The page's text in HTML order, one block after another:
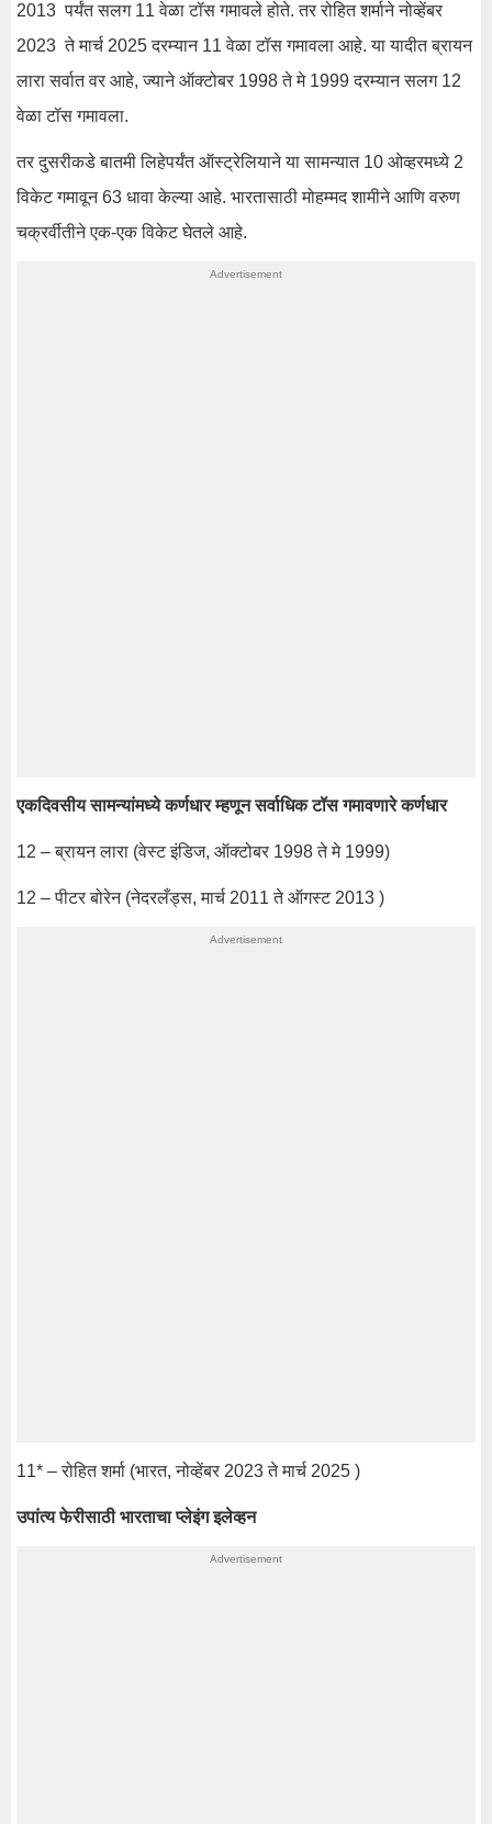
2013 पर्यंत सलग 11 वेळा टॉस गमावले होते. तर रोहित शर्माने नोव्हेंबर
2023 ते मार्च 2025 दरम्यान 11 वेळा टॉस गमावला आहे. या यादीत ब्रायन
लारा सर्वात वर आहे, ज्याने ऑक्टोबर 1998 ते मे 1999 दरम्यान सलग 12
वेळा टॉस गमावला.
तर दुसरीकडे बातमी लिहेपर्यंत ऑस्ट्रेलियाने या सामन्यात 10 ओव्हरमध्ये 2
विकेट गमावून 63 धावा केल्या आहे. भारतासाठी मोहम्मद शामीने आणि वरुण
चक्रर्वीतीने एक-एक विकेट घेतले आहे.
एकदिवसीय सामन्यांमध्ये कर्णधार म्हणून सर्वाधिक टॉस गमावणारे कर्णधार
12 – ब्रायन लारा (वेस्ट इंडिज, ऑक्टोबर 1998 ते मे 1999)
12 – पीटर बोरेन (नेदरलँड्स, मार्च 2011 ते ऑगस्ट 2013 )
11* – रोहित शर्मा (भारत, नोव्हेंबर 2023 ते मार्च 2025 )
उपांत्य फेरीसाठी भारताचा प्लेइंग इलेव्हन